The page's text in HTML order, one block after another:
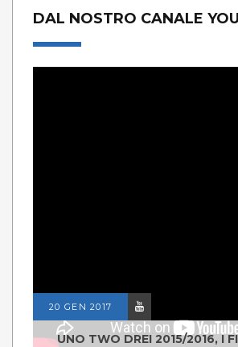
DAL NOSTRO CANALE
20 GEN 2017